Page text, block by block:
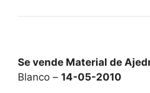
Se vende Material de
Blanco – 14-05-2010